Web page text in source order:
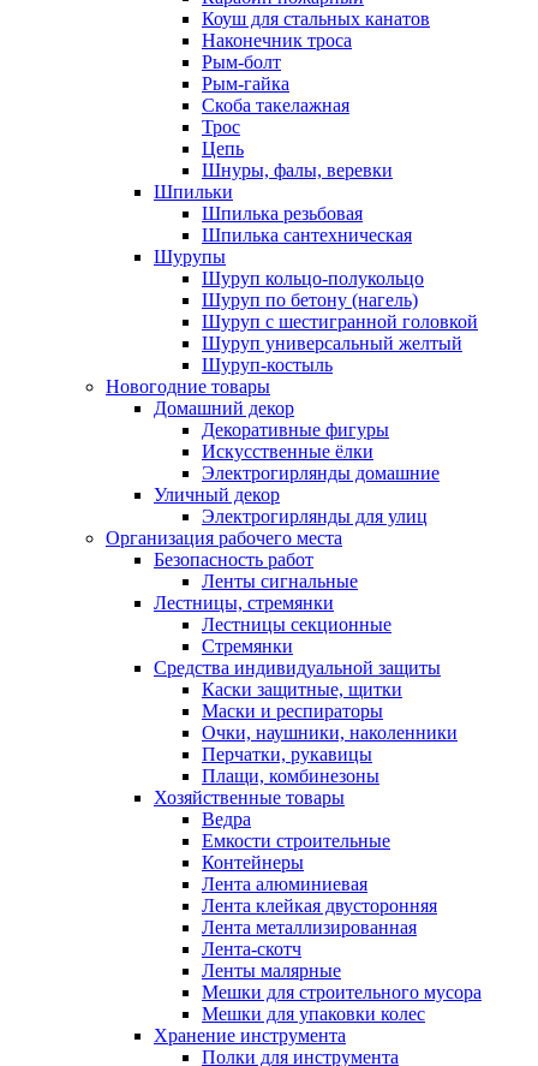
Коуш для стальных канатов
Наконечник троса
Рым-болт
Рым-гайка
Скоба такелажная
Трос
Цепь
Шнуры, фалы, веревки
Шпильки
Шпилька резьбовая
Шпилька сантехническая
Шурупы
Шуруп кольцо-полукольцо
Шуруп по бетону (нагель)
Шуруп с шестигранной головкой
Шуруп универсальный желтый
Шуруп-костыль
Новогодние товары
Домашний декор
Декоративные фигуры
Искусственные ёлки
Электрогирлянды домашние
Уличный декор
Электрогирлянды для улиц
Организация рабочего места
Безопасность работ
Ленты сигнальные
Лестницы, стремянки
Лестницы секционные
Стремянки
Средства индивидуальной защиты
Каски защитные, щитки
Маски и респираторы
Очки, наушники, наколенники
Перчатки, рукавицы
Плащи, комбинезоны
Хозяйственные товары
Ведра
Емкости строительные
Контейнеры
Лента алюминиевая
Лента клейкая двусторонняя
Лента металлизированная
Лента-скотч
Ленты малярные
Мешки для строительного мусора
Мешки для упаковки колес
Хранение инструмента
Полки для инструмента